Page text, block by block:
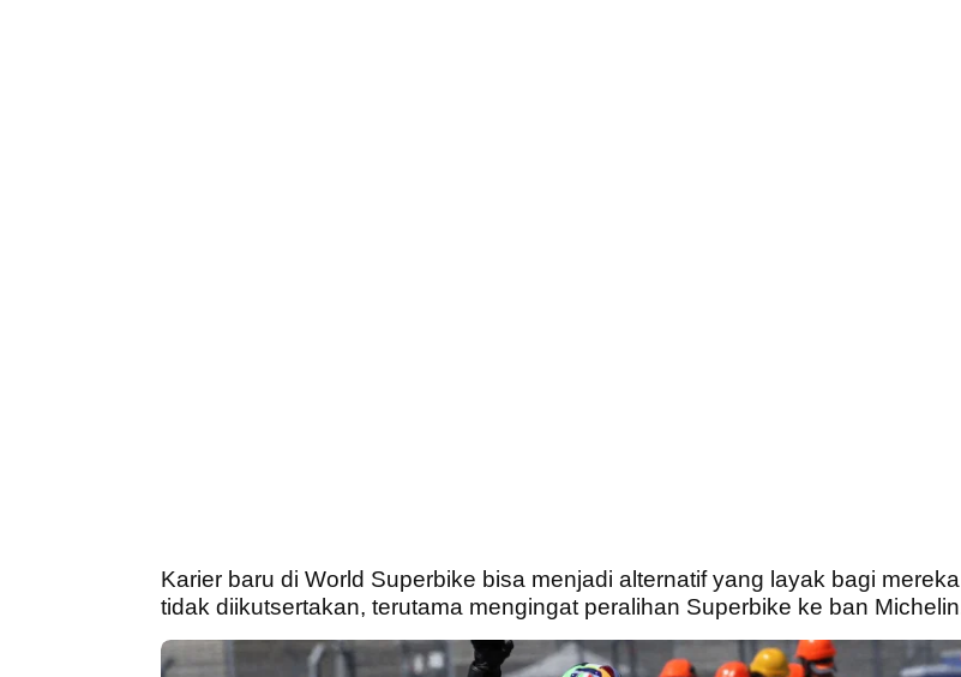
Karier baru di World Superbike bisa menjadi alternatif yang layak bagi
tidak diikutsertakan, terutama mengingat peralihan Superbike ke ban